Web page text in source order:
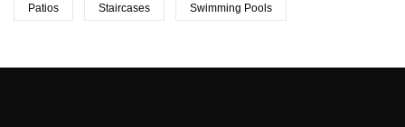
Patios Staircases Swimming Pools